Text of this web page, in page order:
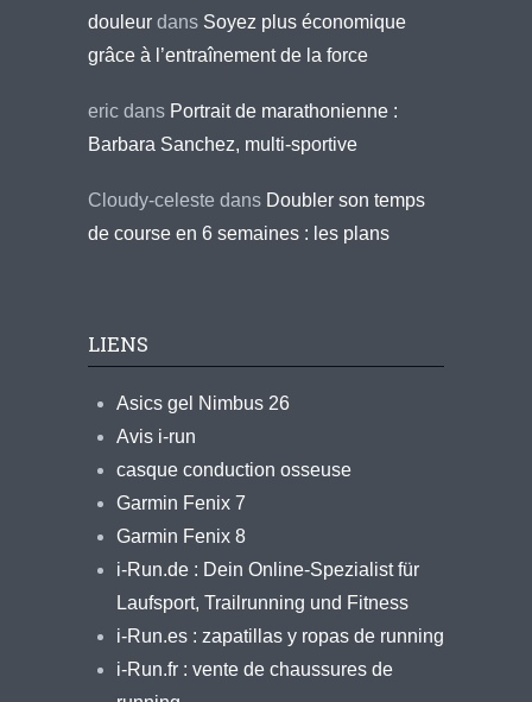
douleur dans Soyez plus économique
grâce à l’entraînement de la force
eric dans Portrait de marathonienne :
Barbara Sanchez, multi-sportive
Cloudy-celeste dans Doubler son temps
de course en 6 semaines : les plans
LIENS
Asics gel Nimbus 26
Avis i-run
casque conduction osseuse
Garmin Fenix 7
Garmin Fenix 8
i-Run.de : Dein Online-Spezialist für
Laufsport, Trailrunning und Fitness
i-Run.es : zapatillas y ropas de running
i-Run.fr : vente de chaussures de